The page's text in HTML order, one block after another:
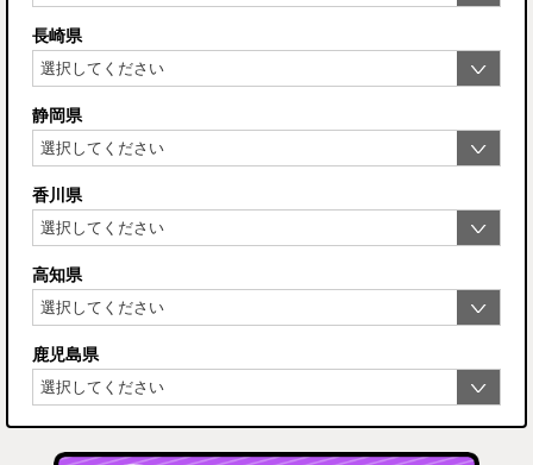
長崎県
静岡県
香川県
高知県
鹿児島県